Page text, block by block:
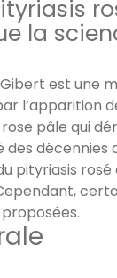
la
est une
l’apparition
pâle qui
des décennies
pityriasis